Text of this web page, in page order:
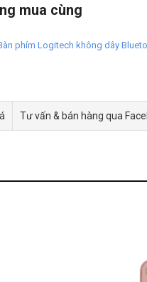
mua cùng
phím Logitech không dây
Tư vấn & bán hàng qua